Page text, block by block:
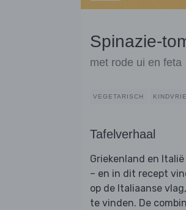
Spinazie-
met rode ui en feta
VEGETARISCH
Tafelverhaal
Griekenland en
– en in dit recept
op de Italiaanse
te vinden. De